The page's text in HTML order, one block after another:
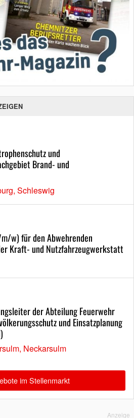
und
Brand- und
Schleswig
w) für den Abwehrenden
Kraft- und Nutzfahrzeugwerkstatt
der Abteilung Feuerwehr
und Einsatzplanung
Neckarsulm
im Stellenmarkt
Anzeige